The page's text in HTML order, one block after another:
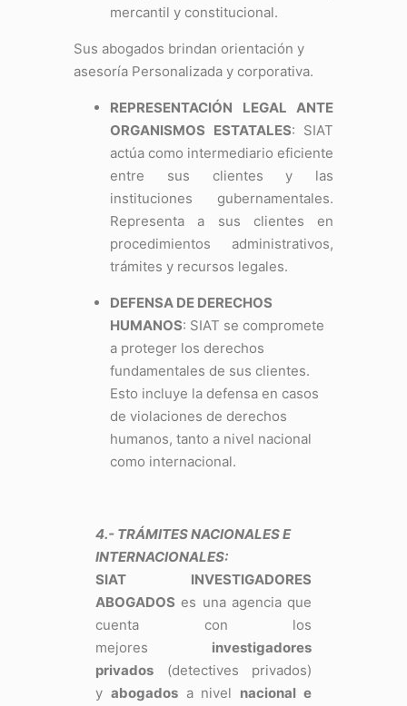
mercantil y constitucional.
Sus abogados brindan orientación y
asesoría Personalizada y corporativa.
REPRESENTACIÓN LEGAL ANTE
ORGANISMOS ESTATALES: SIAT
actúa como intermediario eficiente
entre sus clientes y las
instituciones gubernamentales.
Representa a sus clientes en
procedimientos administrativos,
trámites y recursos legales.
DEFENSA DE DERECHOS
HUMANOS: SIAT se compromete
a proteger los derechos
fundamentales de sus clientes.
Esto incluye la defensa en casos
de violaciones de derechos
humanos, tanto a nivel nacional
como internacional.
4.- TRÁMITES NACIONALES E
INTERNACIONALES:
SIAT INVESTIGADORES
ABOGADOS es una agencia que
cuenta con los
mejores investigadores
privados(detectives privados)
y abogadosa nivel nacional e